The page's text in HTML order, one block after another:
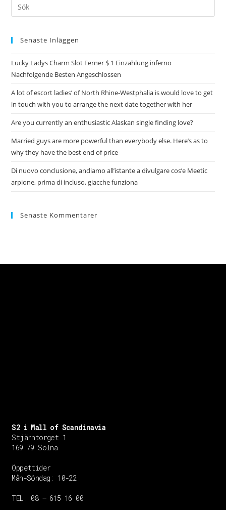
Senaste Inläggen
Lucky Ladys Charm Slot Ferner $ 1 Einzahlung inferno
Nachfolgende Besten Angeschlossen
A lot of escort ladies’ of North Rhine-Westphalia is would love to get
in touch with you to arrange the next date together with her
Are you currently an enthusiastic Alaskan single finding love?
Married guys are more powerful than everybody else. Here’s as to
why they have the best end of price
Di nuovo conclusione, andiamo all’istante a divulgare cos’e Meetic
arpione, prima di incluso, giacche funziona
Senaste Kommentarer
S2 i Mall of Scandinavia
Stjärntorget 1
169 79 Solna
Öppettider
Mån-Söndag: 10-22
TEL: 08 – 615 16 00